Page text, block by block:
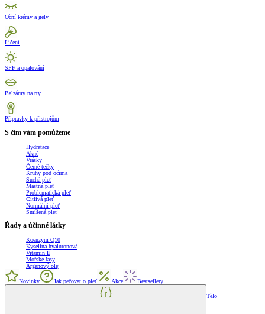
Oční krémy a gely
Líčení
SPF a opalování
Balzámy na rty
Přípravky k přístrojům
S čím vám pomůžeme
Hydratace
Akné
Vrásky
Černé tečky
Kruhy pod očima
Suchá pleť
Mastná pleť
Problematická pleť
Citlivá pleť
Normální pleť
Smíšená pleť
Řady a účinné látky
Koenzym Q10
Kyselina hyaluronová
Vitamin E
Mořské řasy
Arganový olej
Novinky Jak pečovat o pleť Akce Bestsellery
Tělo